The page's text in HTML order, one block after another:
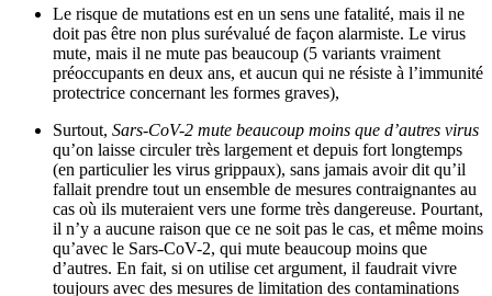
Le risque de mutations est en un sens une fatalité, mais il ne
doit pas être non plus surévalué de façon alarmiste. Le virus
mute, mais il ne mute pas beaucoup (5 variants vraiment
préoccupants en deux ans, et aucun qui ne résiste à l’immunité
protectrice concernant les formes graves),
Surtout, Sars-CoV-2 mute beaucoup moins que d’autres virus
qu’on laisse circuler très largement et depuis fort longtemps
(en particulier les virus grippaux), sans jamais avoir dit qu’il
fallait prendre tout un ensemble de mesures contraignantes au
cas où ils muteraient vers une forme très dangereuse. Pourtant,
il n’y a aucune raison que ce ne soit pas le cas, et même moins
qu’avec le Sars-CoV-2, qui mute beaucoup moins que
d’autres. En fait, si on utilise cet argument, il faudrait vivre
toujours avec des mesures de limitation des contaminations